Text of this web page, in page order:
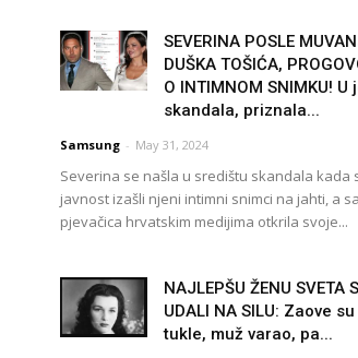
SEVERINA POSLE
DUŠKA TOŠIĆA,
O INTIMNOM SNIMKU! U
skandala, priznala...
Samsung - May 31, 2024
Severina se našla u središtu skandala kada
javnost izašli njeni intimni snimci na jahti, a
pjevačica hrvatskim medijima otkrila svoje...
NAJLEPŠU ŽENU SVETA
UDALI NA SILU: Zaove
tukle, muž varao, pa...